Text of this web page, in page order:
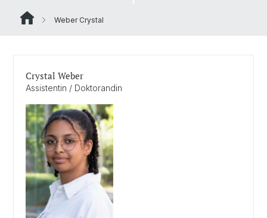
Weber Crystal
Crystal Weber
Assistentin / Doktorandin